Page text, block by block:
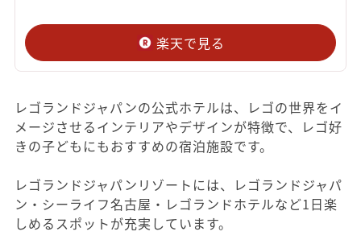
楽天で見る
レゴランドジャパンの公式ホテルは、レゴの世界をイ
メージさせるインテリアやデザインが特徴で、レゴ好
きの子どもにもおすすめの宿泊施設です。
レゴランドジャパンリゾートには、レゴランドジャパ
ン・シーライフ名古屋・レゴランドホテルなど1日楽
しめるスポットが充実しています。